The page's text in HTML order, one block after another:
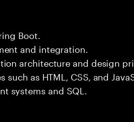
Boot.
and integration.
architecture and design
as HTML, CSS, and
systems and SQL.